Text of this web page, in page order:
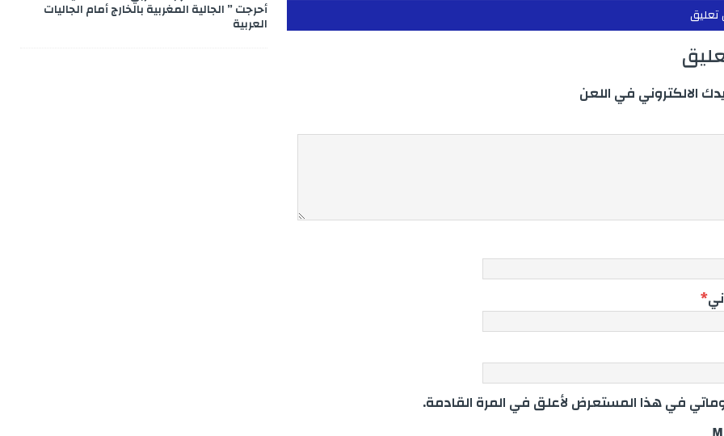
تعليق
الالكتروني في اللعن
*
في هذا المستعرض لأعلق في المرة القادمة.
أحرجت ” الجالية المغربية بالخارج أمام الجاليات
العربية